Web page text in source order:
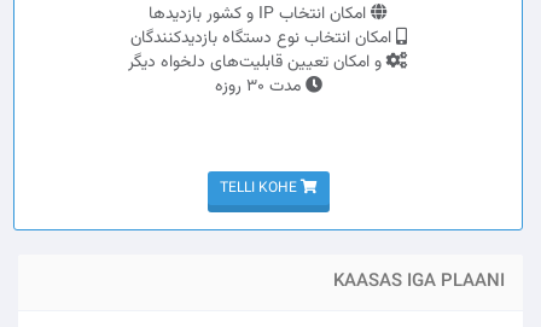
امکان انتخاب IP و کشور بازدیدها
امکان انتخاب نوع دستگاه بازدیدکنندگان
و امکان تعیین قابلیت‌های دلخواه دیگر
مدت 30 روزه
TELLI KOHE
KAASAS IGA PLAANI